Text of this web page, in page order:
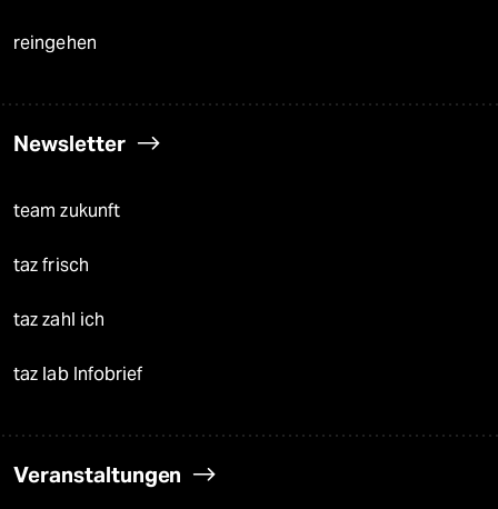
reingehen
Newsletter
team zukunft
taz frisch
taz zahl ich
taz lab Infobrief
Veranstaltungen